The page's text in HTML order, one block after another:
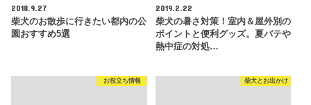
2018.9.27
柴犬のお散歩に行きたい都内の公
園おすすめ5選
2019.2.22
柴犬の暑さ対策！室内＆屋外別の
ポイントと便利グッズ。夏バテや
熱中症の対処…
お役立ち情報 柴犬とお出かけ